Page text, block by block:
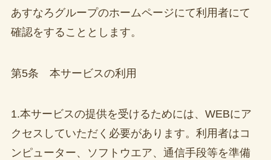
あすなろグループのホームページにて利用者にて
確認をすることとします。
第5条 本サービスの利用
1.本サービスの提供を受けるためには、WEBにア
クセスしていただく必要があります。利用者はコ
ンピューター、ソフトウエア、通信手段等を準備